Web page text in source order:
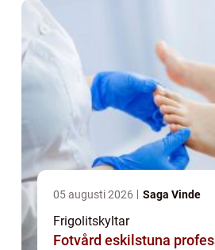
05 augusti 2026 Saga Vinde
Frigolitskyltar
Fotvård eskilstuna professionell hjälp